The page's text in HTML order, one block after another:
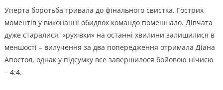
Уперта боротьба тривала до фінального свистка. Гострих
моментів у виконанні обидвох командо поменшало. Дівчата
дуже старалися, «рухівки» на останні хвилини залишилися в
меншості – вилучення за два попередження отримала Діана
Апостол, однак у підсумку все завершилося бойовою нічиєю
– 4:4.